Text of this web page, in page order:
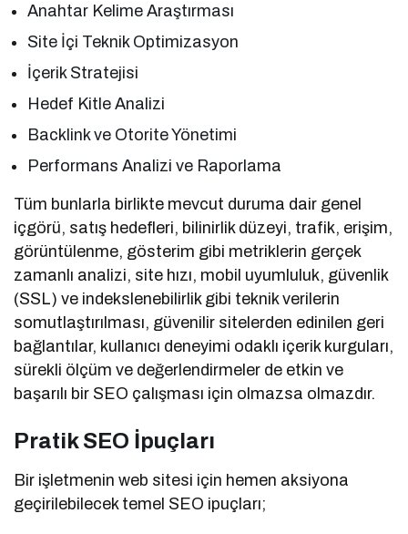
Anahtar Kelime Araştırması
Site İçi Teknik Optimizasyon
İçerik Stratejisi
Hedef Kitle Analizi
Backlink ve Otorite Yönetimi
Performans Analizi ve Raporlama
Tüm bunlarla birlikte mevcut duruma dair genel
içgörü, satış hedefleri, bilinirlik düzeyi, trafik, erişim,
görüntülenme, gösterim gibi metriklerin gerçek
zamanlı analizi, site hızı, mobil uyumluluk, güvenlik
(SSL) ve indekslenebilirlik gibi teknik verilerin
somutlaştırılması, güvenilir sitelerden edinilen geri
bağlantılar, kullanıcı deneyimi odaklı içerik kurguları,
sürekli ölçüm ve değerlendirmeler de etkin ve
başarılı bir SEO çalışması için olmazsa olmazdır.
Pratik SEO İpuçları
Bir işletmenin web sitesi için hemen aksiyona
geçirilebilecek temel SEO ipuçları;